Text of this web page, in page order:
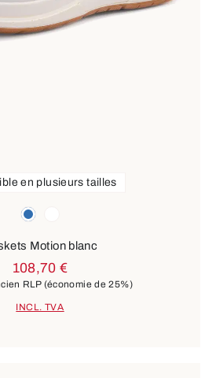
bleu
en plusieurs tailles
Motion blanc
108,70 €
RLP (économie de 25%)
INCL. TVA